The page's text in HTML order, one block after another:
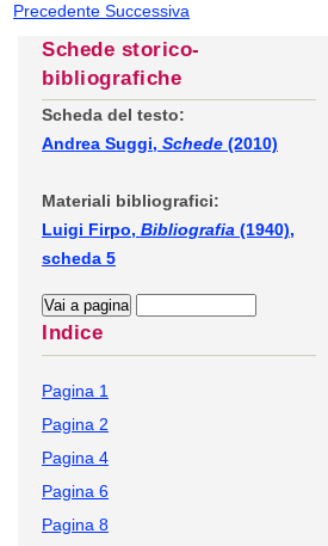
PrecedenteSuccessiva
Schede storico-
bibliografiche
Scheda del testo:
Andrea Suggi, Schede (2010)
Materiali bibliografici:
Luigi Firpo, Bibliografia (1940),
scheda 5
Indice
Pagina 1
Pagina 2
Pagina 4
Pagina 6
Pagina 8